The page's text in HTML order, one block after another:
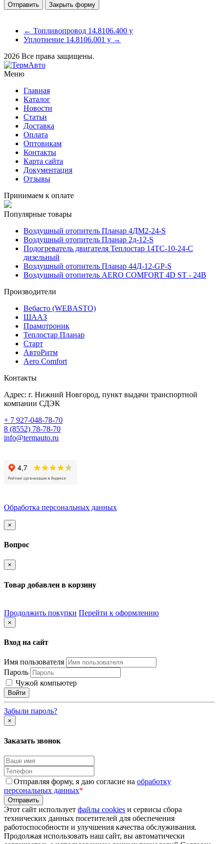
Закрыть форму
← Топливопровод 14.8106.400 у
Уплотнение 14.8106.001 у →
2026 Все права защищены.
Меню
Главная
Каталог
Новости
Статьи
Доставка
Оплата
Оптовикам
Контакты
Карта сайта
Документация
Отзывы
Принимаем к оплате
Популярные товары
Воздушный отопитель Планар 4ДМ2-24-S
Воздушный отопитель Планар 2д-12-S
Подогреватель двигателя Теплостар 14ТС-10-24-С
дизельный
Воздушный отопитель Планар 44Д-12-GP-S
Воздушный отопитель AERO COMFORT 4D ST - 24В
Производители
Вебасто (WEBASTO)
ШААЗ
Прамотроник
Теплостар Планар
Старт
АвтоРитм
Aero Comfort
Контакты
Адрес: г. Нижний Новгород, пункт выдачи транспортной
компании СДЭК
+ 7 927-048-78-70
8 (8552) 78-78-70
info@termauto.ru
Обработка персональных данных
×
Вопрос
×
Товар добавлен в корзину
Продолжить покупки Перейти к оформлению
×
Вход на сайт
Имя пользователя
Пароль
Чужой компьютер
Забыли пароль?
×
Заказать звонок
Отправляя форму, я даю согласие на обработку
персональных данных*
Этот сайт использует файлы cookies и сервисы сбора
технических данных посетителей для обеспечения
работоспособности и улучшения качества обслуживания.
Продолжая использовать наш сайт, вы автоматически